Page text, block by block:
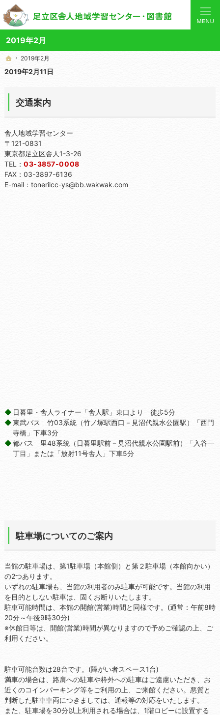
2019年2月
あなたと「学び」を結ぶ身近なコーディネーター。当サイトでは地域の講座や施設をご案内してい
舎人地域学習センターや図書館の総合案内サイト
ホーム
2019年2月
2019年2月11日
交通案内
舎人地域学習センター
〒121-0831
東京都足立区舎人1-3-26
TEL： 03-3857-0008
FAX：03-3897-6136
E-mail：tonerilcc-ys@bb.wakwak.com
日暮里・舎人ライナー「舎人駅」東口より 徒歩5分
東武バス 竹03系統（竹ノ塚駅西口－見沼代親水公園駅）「西門
寺橋」下車3分
都バス 里48系統（日暮里駅前－見沼代親水公園駅前）「入谷一
丁目」または「放射11号舎人」下車5分
駐車場についてのご案内
当館の駐車場は、第1駐車場（本館側）と第２駐車場（本館向かい）
の2つあります。
いずれの駐車場も、当館の利用者のみ駐車が可能です。当館の利用
を目的としない駐車は、固くお断りいたします。
駐車可能時間は、本館の開館(営業)時間と同様です。(通常：午前8時
20分～午後9時30分)
※休館日等は、開館(営業)時間が異なりますので予めご確認の上、ご
利用ください。
駐車可能台数は28台です。(障がい者スペース1台)
満車の場合は、路肩への駐車や枠外への駐車はご遠慮いただき、お
近くのコインパーキング等をご利用の上、ご来館ください。悪質と
判断した駐車車両につきましては、通報等の対応をいたします。
また、駐車場を30分以上利用される場合は、1階ロビーに設置する
ホーム
2019年2月